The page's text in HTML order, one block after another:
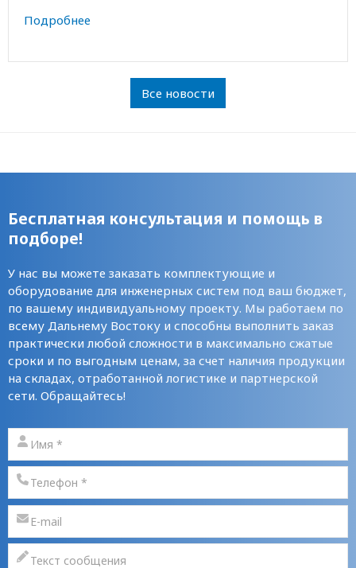
Подробнее
Все новости
Бесплатная консультация и помощь в
подборе!
У нас вы можете заказать комплектующие и
оборудование для инженерных систем под ваш бюджет,
по вашему индивидуальному проекту. Мы работаем по
всему Дальнему Востоку и способны выполнить заказ
практически любой сложности в максимально сжатые
сроки и по выгодным ценам, за счет наличия продукции
на складах, отработанной логистике и партнерской
сети. Обращайтесь!